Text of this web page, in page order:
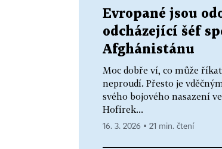
Evropané jsou
odcházející šéf
Afghánistánu
Moc dobře ví, co může
neproudí. Přesto je
svého bojového nasazení
Hofírek...
16. 3. 2026 ▪ 21 min. čtení